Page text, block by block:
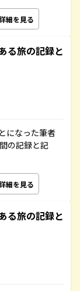
細を見る
る旅の記録と
になった筆者
の記録と記
細を見る
る旅の記録と